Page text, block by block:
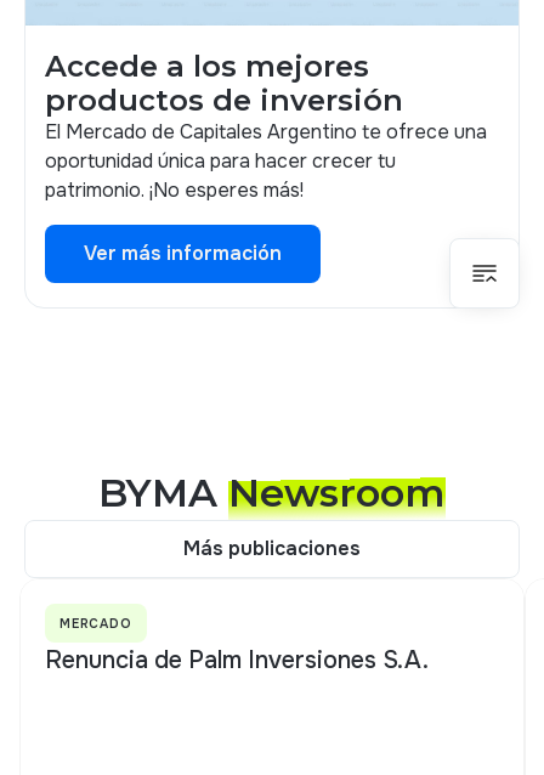
Accede a los mejores
productos de inversión
El Mercado de Capitales Argentino te ofrece una
oportunidad única para hacer crecer tu
patrimonio. ¡No esperes más!
Ver más información
BYMA Newsroom
Más publicaciones
MERCADO
Renuncia de Palm Inversiones S.A.